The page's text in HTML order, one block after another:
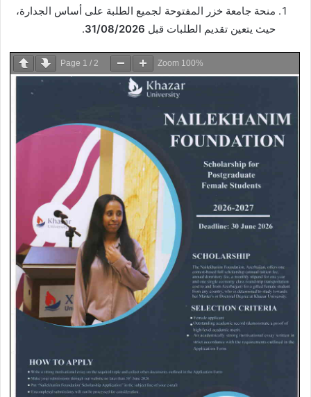
منحة جامعة خزر المفتوحة لجميع الطلبة على أساس الجدارة،
حيث يتعين تقديم الطلبات قبل 31/08/2026
.
Page 1 / 2 Zoom 100%